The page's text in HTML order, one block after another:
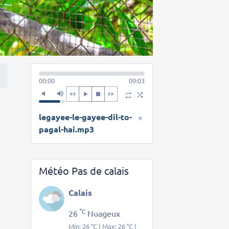
00:00 09:03
×
legayee-le-gayee-dil-to-
pagal-hai.mp3
Météo Pas de calais
Calais
26 °CNuageux
Min: 26 °C | Max: 26 °C |